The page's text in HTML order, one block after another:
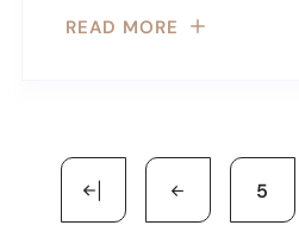
READ MORE
5